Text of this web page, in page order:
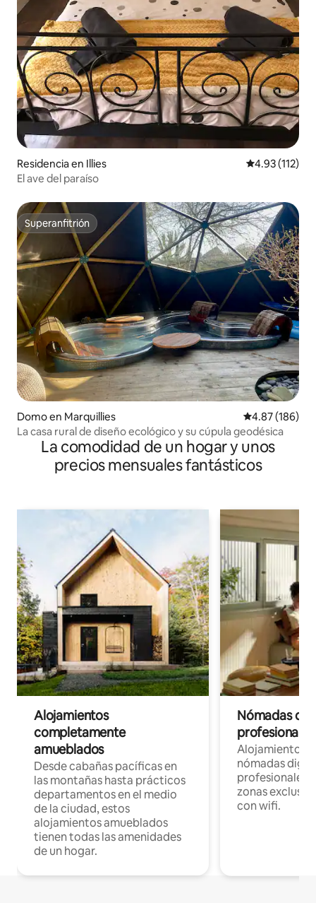
Residencia en Illies Calificación
4.93 (112)
El ave del paraíso
Superanfitrión
Superanfitrión
Domo en Marquillies Calificación
4.87 (186)
La casa rural de diseño ecológico y su cúpula geodésica
La comodidad de un hogar y unos
precios mensuales fantásticos
Alojamientos
completamente
amueblados
Desde cabañas pacíficas en
las montañas hasta prácticos
departamentos en el medio
de la ciudad, estos
alojamientos amueblados
tienen todas las amenidades
de un hogar.
Nómadas
Alojamientos
nómadas
profesionales
zonas
con wifi.